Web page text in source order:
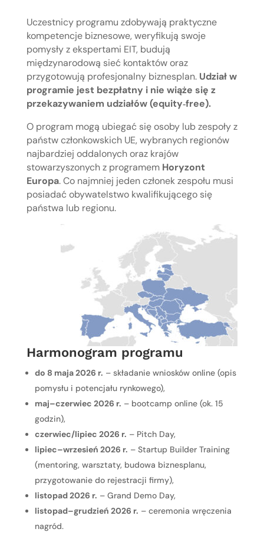
Uczestnicy programu zdobywają praktyczne
kompetencje biznesowe, weryfikują swoje
pomysły z ekspertami EIT, budują
międzynarodową sieć kontaktów oraz
przygotowują profesjonalny biznesplan. Udział w
programie jest bezpłatny i nie wiąże się z
przekazywaniem udziałów (equity‑free).
O program mogą ubiegać się osoby lub zespoły z
państw członkowskich UE, wybranych regionów
najbardziej oddalonych oraz krajów
stowarzyszonych z programem Horyzont
Europa. Co najmniej jeden członek zespołu musi
posiadać obywatelstwo kwalifikującego się
państwa lub regionu.
Harmonogram programu
do 8 maja 2026 r. – składanie wniosków online (opis
pomysłu i potencjału rynkowego),
maj–czerwiec 2026 r. – bootcamp online (ok. 15
godzin),
czerwiec/lipiec 2026 r. – Pitch Day,
lipiec–wrzesień 2026 r. – Startup Builder Training
(mentoring, warsztaty, budowa biznesplanu,
przygotowanie do rejestracji firmy),
listopad 2026 r. – Grand Demo Day,
listopad–grudzień 2026 r. – ceremonia wręczenia
nagród.